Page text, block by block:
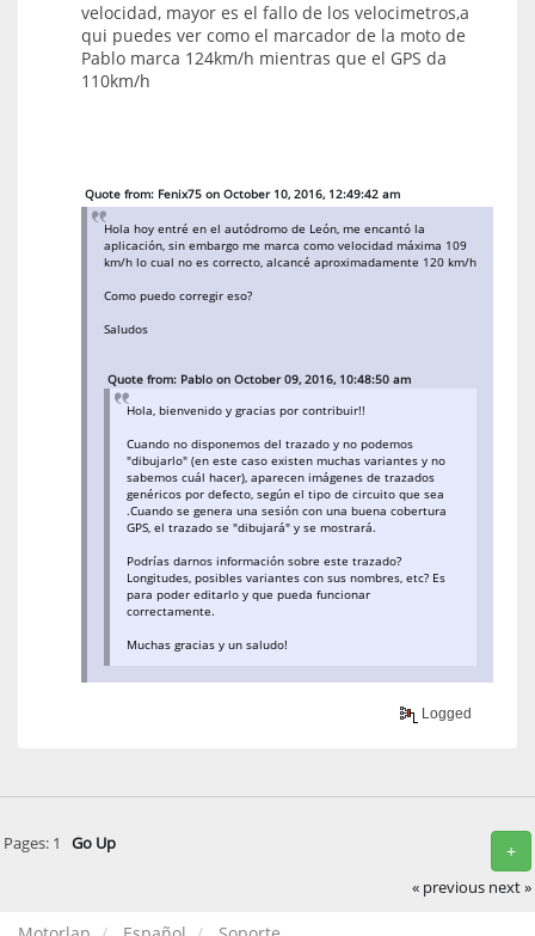
velocidad, mayor es el fallo de los velocimetros,a
qui puedes ver como el marcador de la moto de
Pablo marca 124km/h mientras que el GPS da
110km/h
Quote from: Fenix75 on October 10, 2016, 12:49:42 am
Hola hoy entré en el autódromo de León, me encantó la
aplicación, sin embargo me marca como velocidad máxima 109
km/h lo cual no es correcto, alcancé aproximadamente 120 km/h
Como puedo corregir eso?
Saludos
Quote from: Pablo on October 09, 2016, 10:48:50 am
Hola, bienvenido y gracias por contribuir!!
Cuando no disponemos del trazado y no podemos
"dibujarlo" (en este caso existen muchas variantes y no
sabemos cuál hacer), aparecen imágenes de trazados
genéricos por defecto, según el tipo de circuito que sea
.Cuando se genera una sesión con una buena cobertura
GPS, el trazado se "dibujará" y se mostrará.
Podrías darnos información sobre este trazado?
Longitudes, posibles variantes con sus nombres, etc? Es
para poder editarlo y que pueda funcionar
correctamente.
Muchas gracias y un saludo!
Logged
+
Pages: 1 Go Up
« previous next »